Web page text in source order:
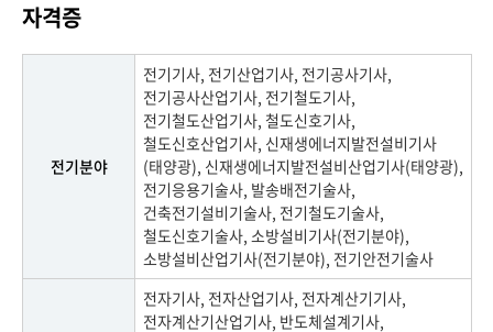
자격증
전기분야
전기기사, 전기산업기사, 전기공사기사,
전기공사산업기사, 전기철도기사,
전기철도산업기사, 철도신호기사,
철도신호산업기사, 신재생에너지발전설비기사
(태양광), 신재생에너지발전설비산업기사(태양광),
전기응용기술사, 발송배전기술사,
건축전기설비기술사, 전기철도기술사,
철도신호기술사, 소방설비기사(전기분야),
소방설비산업기사(전기분야), 전기안전기술사
전자기사, 전자산업기사, 전자계산기기사,
전자계산기산업기사, 반도체설계기사,